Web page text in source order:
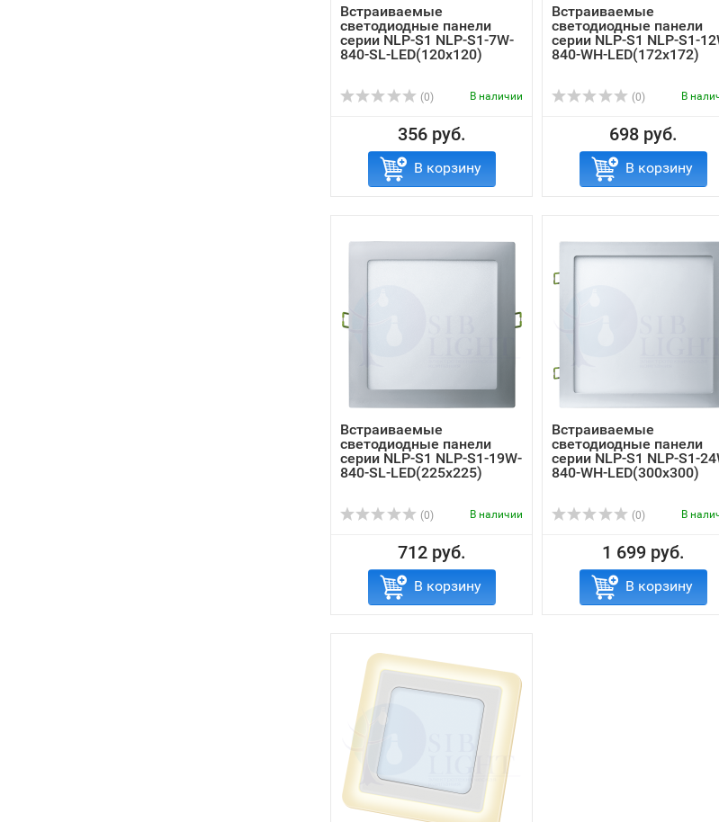
Встраиваемые
светодиодные панели
серии NLP-S1 NLP-S1-7W-
840-SL-LED(120x120)
(0) В наличии
356 руб.
В корзину
Встраиваемые
светодиодные панели
серии NLP-S1 NLP-S1-
840-WH-LED(172x172)
(0) В
698 руб.
В корзину
Встраиваемые
светодиодные панели
серии NLP-S1 NLP-S1-19W-
840-SL-LED(225x225)
(0) В наличии
712 руб.
В корзину
Встраиваемые
светодиодные панели
серии NLP-S1 NLP-S1-
840-WH-LED(300x300)
(0) В
1 699 руб.
В корзину